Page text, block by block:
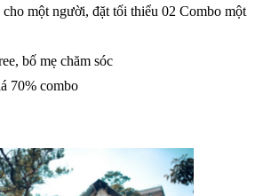
một người, đặt tối thiểu 02 Combo một
bố mẹ chăm sóc
70% combo